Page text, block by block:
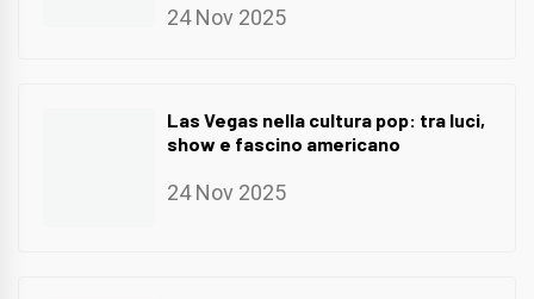
24 Nov 2025
Las Vegas nella cultura pop: tra luci,
show e fascino americano
24 Nov 2025